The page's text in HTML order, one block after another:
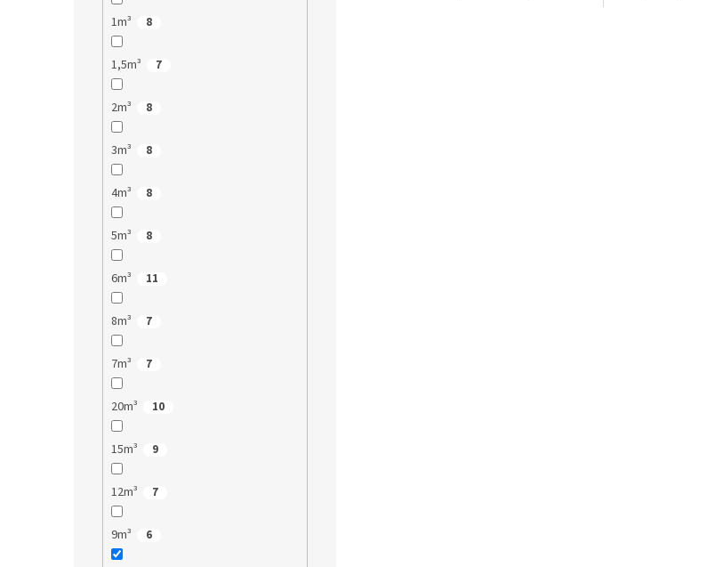
1m³ 8
1,5m³ 7
2m³ 8
3m³ 8
4m³ 8
5m³ 8
6m³ 11
8m³ 7
7m³ 7
20m³ 10
15m³ 9
12m³ 7
9m³ 6